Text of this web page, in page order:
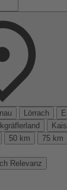
Lörrach
50 km 75 km
Relevanz